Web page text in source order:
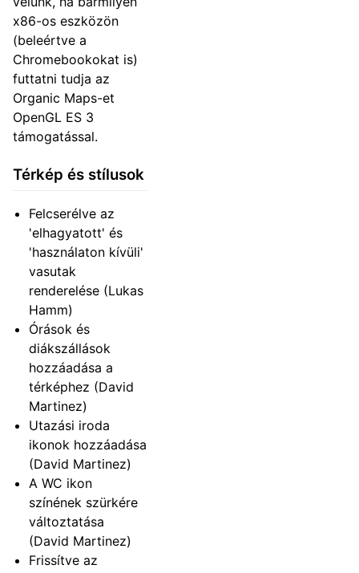
x86-os eszközön
(beleértve a
Chromebookokat is)
futtatni tudja az
Organic Maps-et
OpenGL ES 3
támogatással.
Térkép és stílusok
Felcserélve az
'elhagyatott' és
'használaton kívüli'
vasutak
renderelése (Lukas
Hamm)
Órások és
diákszállások
hozzáadása a
térképhez (David
Martinez)
Utazási iroda
ikonok hozzáadása
(David Martinez)
A WC ikon
színének szürkére
változtatása
(David Martinez)
Frissítve az